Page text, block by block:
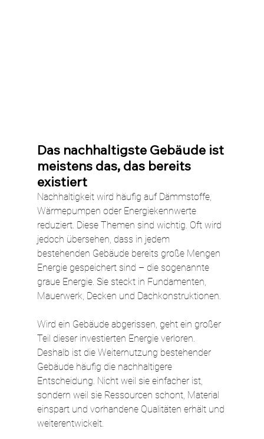
Das nachhaltigste Gebäude ist
meistens das, das bereits
existiert
Nachhaltigkeit wird häufig auf Dämmstoffe,
Wärmepumpen oder Energiekennwerte
reduziert. Diese Themen sind wichtig. Oft wird
jedoch übersehen, dass in jedem
bestehenden Gebäude bereits große Mengen
Energie gespeichert sind – die sogenannte
graue Energie. Sie steckt in Fundamenten,
Mauerwerk, Decken und Dachkonstruktionen.
Wird ein Gebäude abgerissen, geht ein großer
Teil dieser investierten Energie verloren.
Deshalb ist die Weiternutzung bestehender
Gebäude häufig die nachhaltigere
Entscheidung. Nicht weil sie einfacher ist,
sondern weil sie Ressourcen schont, Material
einspart und vorhandene Qualitäten erhält und
weiterentwickelt.